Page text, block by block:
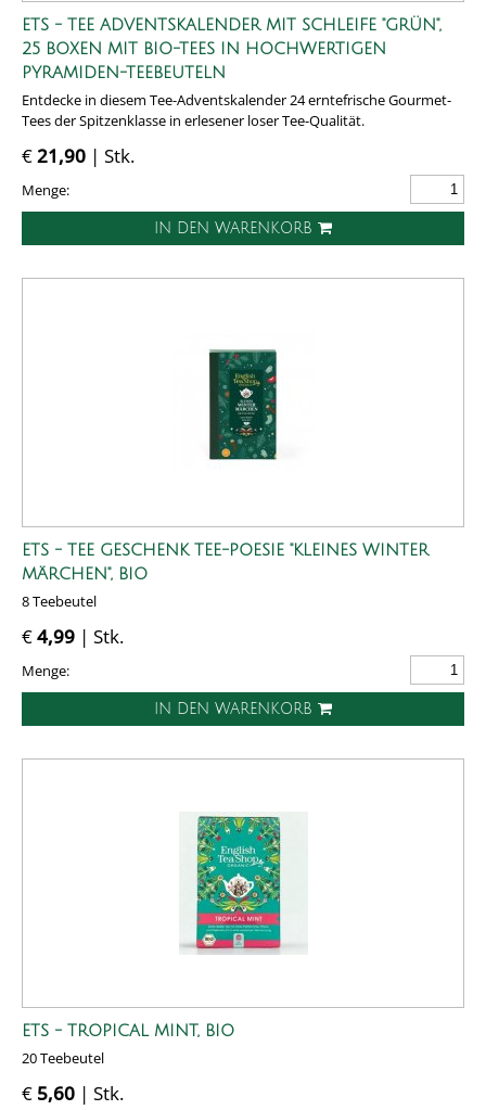
ETS - TEE ADVENTSKALENDER MIT SCHLEIFE "GRÜN",
25 BOXEN MIT BIO-TEES IN HOCHWERTIGEN
PYRAMIDEN-TEEBEUTELN
Entdecke in diesem Tee-Adventskalender 24 erntefrische Gourmet-
Tees der Spitzenklasse in erlesener loser Tee-Qualität.
€21,90 | Stk.
Menge:
IN DEN WARENKORB
ETS - TEE GESCHENK TEE-POESIE "KLEINES WINTER
MÄRCHEN", BIO
8 Teebeutel
€4,99 | Stk.
Menge:
IN DEN WARENKORB
ETS - TROPICAL MINT, BIO
20 Teebeutel
€ 5,60 | Stk.